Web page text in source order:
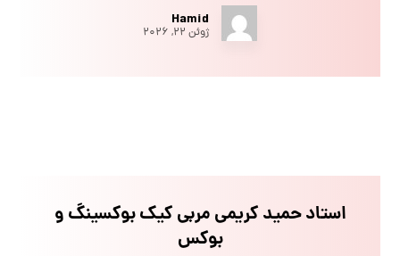
Hamid
ژوئن ۲۲, ۲۰۲۶
استاد حمید کریمی مربی کیک بوکسینگ و
بوکس